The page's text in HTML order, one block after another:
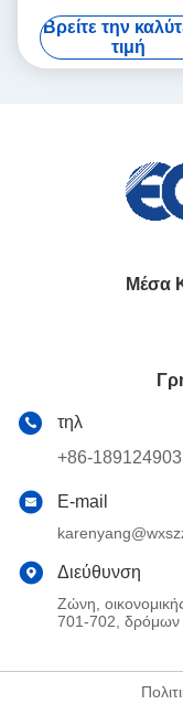
ακρών για την
μηχανή ζώνης
Βρείτε την
τιμή
Μέσα
τηλ
+86-
E-mail
Διεύθυνση
Ζώνη,
701-702, δρόμων